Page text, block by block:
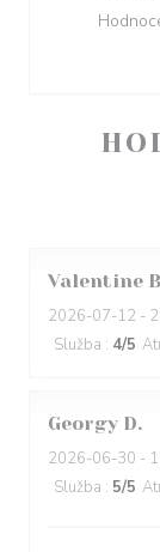
Valentine B
2026-07-12 -
Služba : 4/5
Georgy D
2026-06-30 -
Služba : 5/5